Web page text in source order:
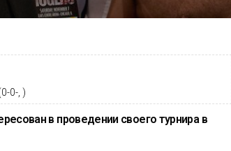
0-, )
в проведении своего турнира в